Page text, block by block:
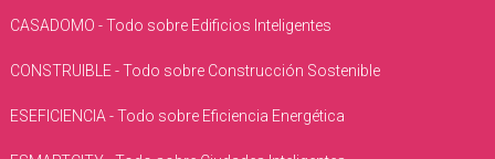
CASADOMO - Todo sobre Edificios Inteligentes
CONSTRUIBLE - Todo sobre Construcción Sostenible
ESEFICIENCIA - Todo sobre Eficiencia Energética